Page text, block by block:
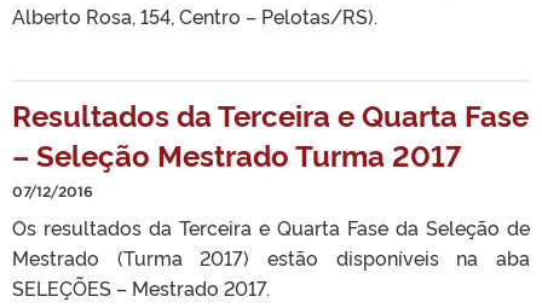
Alberto Rosa, 154, Centro – Pelotas/RS).
Resultados da Terceira e Quarta Fase
– Seleção Mestrado Turma 2017
07/12/2016
Os resultados da Terceira e Quarta Fase da Seleção de
Mestrado (Turma 2017) estão disponíveis na aba
SELEÇÕES – Mestrado 2017.